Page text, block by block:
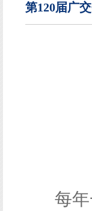
第120届广
每年